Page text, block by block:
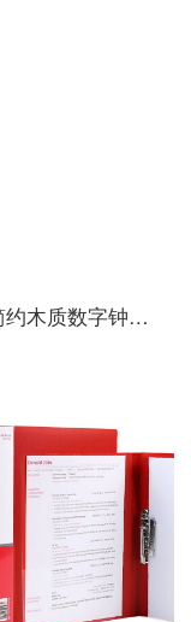
ins风简约木质数字钟学生桌面时钟闹钟桌上电子钟木头钟 长形-原木色